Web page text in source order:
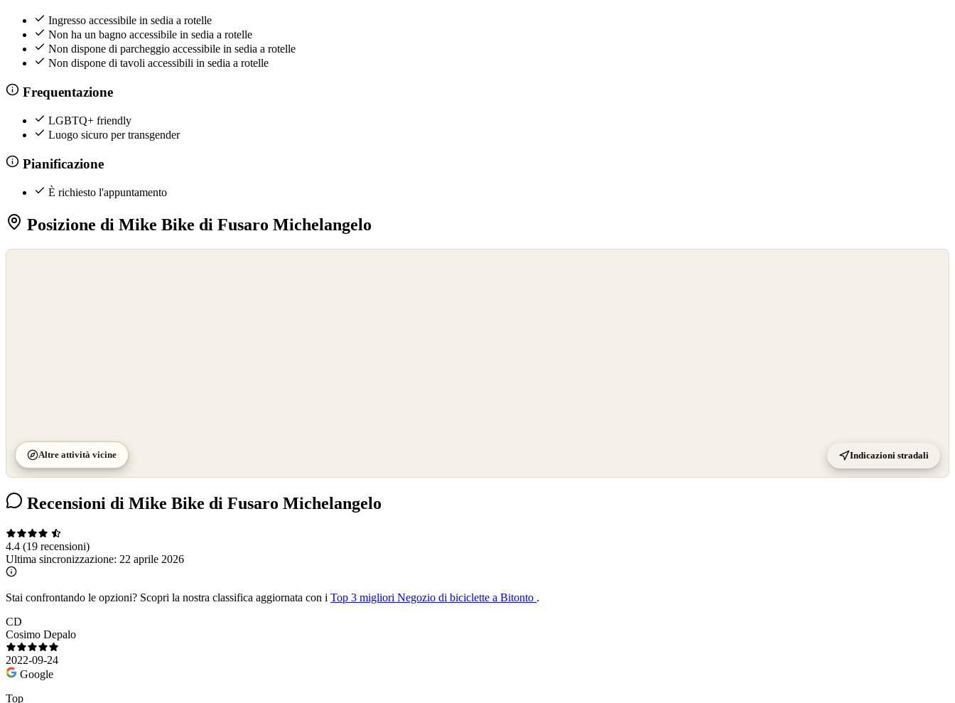
Ingresso accessibile in sedia a rotelle
Non ha un bagno accessibile in sedia a rotelle
Non dispone di parcheggio accessibile in sedia a rotelle
Non dispone di tavoli accessibili in sedia a rotelle
Frequentazione
LGBTQ+ friendly
Luogo sicuro per transgender
Pianificazione
È richiesto l'appuntamento
Posizione di Mike Bike di Fusaro Michelangelo
Altre attività vicine Indicazioni stradali
Recensioni di Mike Bike di Fusaro Michelangelo
4.4 (19 recensioni)
Ultima sincronizzazione: 22 aprile 2026
Stai confrontando le opzioni? Scopri la nostra classifica aggiornata con i Top 3 migliori Negozio di biciclette a Bitonto .
CD
Cosimo Depalo
2022-09-24
Google
Top